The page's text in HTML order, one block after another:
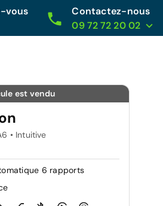
vous
Contactez-nous
09 72 72 20 02
est vendu
• Intuitive
6 rapports